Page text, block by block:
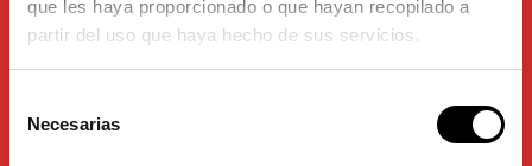
que les haya proporcionado o que hayan recopilado a
partir del uso que haya hecho de sus servicios.
Necesarias